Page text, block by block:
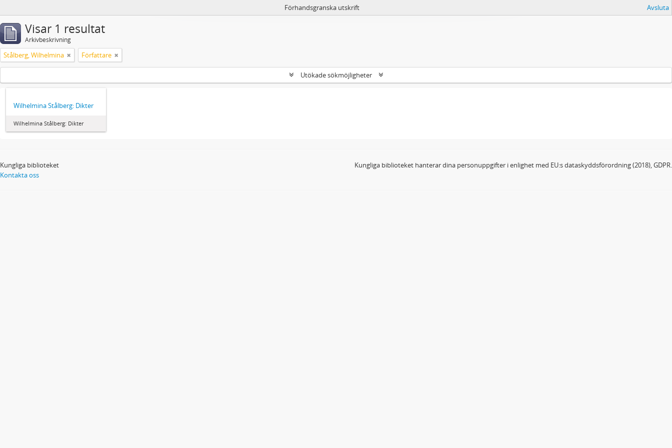
Förhandsgranska utskrift Avsluta
Visar 1 resultat
Arkivbeskrivning
Stålberg, Wilhelmina Författare
Utökade sökmöjligheter
Wilhelmina Stålberg: Dikter
Wilhelmina Stålberg: Dikter
Kungliga biblioteket
Kontakta oss
Kungliga biblioteket hanterar dina personuppgifter i enlighet med EU:s dataskyddsförordning (2018), GDPR.